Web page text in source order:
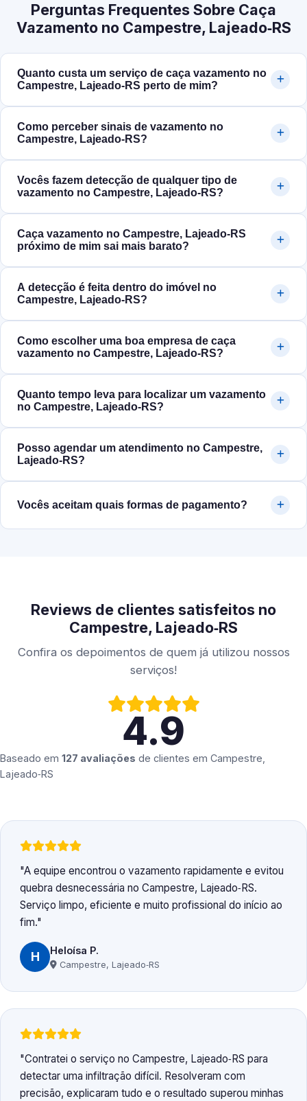
Perguntas Frequentes Sobre Caça
Vazamento no Campestre, Lajeado‑RS
Quanto custa um serviço de caça vazamento no
Campestre, Lajeado‑RS perto de mim?
Como perceber sinais de vazamento no
Campestre, Lajeado‑RS?
Vocês fazem detecção de qualquer tipo de
vazamento no Campestre, Lajeado‑RS?
Caça vazamento no Campestre, Lajeado‑RS
próximo de mim sai mais barato?
A detecção é feita dentro do imóvel no
Campestre, Lajeado‑RS?
Como escolher uma boa empresa de caça
vazamento no Campestre, Lajeado‑RS?
Quanto tempo leva para localizar um vazamento
no Campestre, Lajeado‑RS?
Posso agendar um atendimento no Campestre,
Lajeado‑RS?
Vocês aceitam quais formas de pagamento?
Reviews de clientes satisfeitos no
Campestre, Lajeado‑RS
Confira os depoimentos de quem já utilizou nossos
serviços!
4.9
Baseado em 127 avaliações de clientes em Campestre,
Lajeado‑RS
A equipe encontrou o vazamento rapidamente e evitou
quebra desnecessária no Campestre, Lajeado‑RS.
Serviço limpo, eficiente e muito profissional do início ao
fim.
H Heloísa P.
Campestre, Lajeado‑RS
Contratei o serviço no Campestre, Lajeado‑RS para
detectar uma infiltração difícil. Resolveram com
precisão, explicaram tudo e o resultado superou minhas